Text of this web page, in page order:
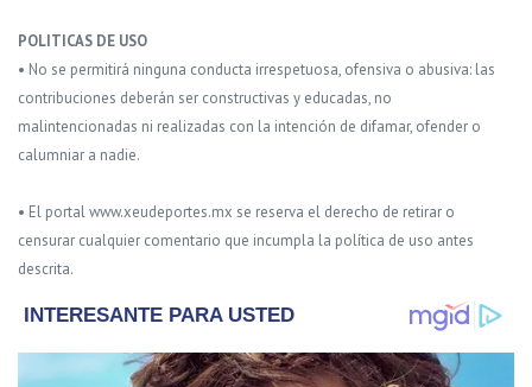
POLITICAS DE USO
• No se permitirá ninguna conducta irrespetuosa, ofensiva o abusiva: las
contribuciones deberán ser constructivas y educadas, no
malintencionadas ni realizadas con la intención de difamar, ofender o
calumniar a nadie.
• El portal www.xeudeportes.mx se reserva el derecho de retirar o
censurar cualquier comentario que incumpla la política de uso antes
descrita.